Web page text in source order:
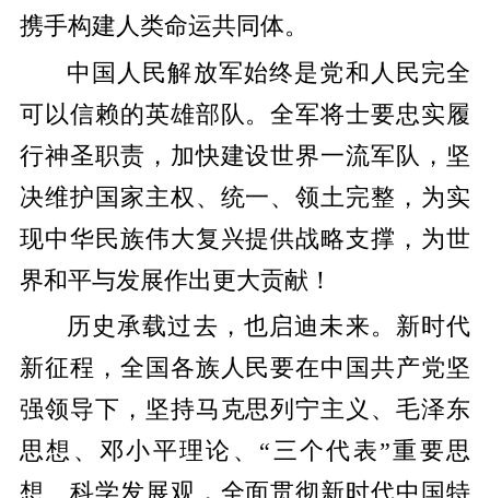
携手构建人类命运共同体。
中国人民解放军始终是党和人民完全
可以信赖的英雄部队。全军将士要忠实履
行神圣职责，加快建设世界一流军队，坚
决维护国家主权、统一、领土完整，为实
现中华民族伟大复兴提供战略支撑，为世
界和平与发展作出更大贡献！
历史承载过去，也启迪未来。新时代
新征程，全国各族人民要在中国共产党坚
强领导下，坚持马克思列宁主义、毛泽东
思想、邓小平理论、“三个代表”重要思
想、科学发展观，全面贯彻新时代中国特